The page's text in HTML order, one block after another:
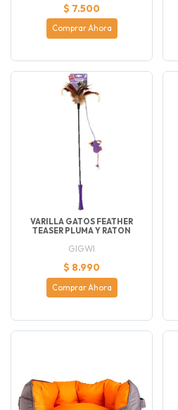
$ 7.500
Comprar Ahora
VARILLA GATOS FEATHER
TEASER PLUMA Y RATON
GIGWI
$ 8.990
Comprar Ahora